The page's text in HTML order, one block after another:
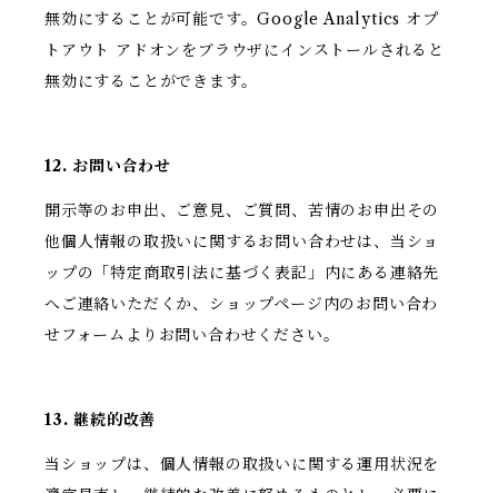
無効にすることが可能です。Google Analytics オプ
トアウト アドオンをブラウザにインストールされると
無効にすることができます。
12. お問い合わせ
開示等のお申出、ご意見、ご質問、苦情のお申出その
他個人情報の取扱いに関するお問い合わせは、当ショ
ップの「特定商取引法に基づく表記」内にある連絡先
へご連絡いただくか、ショップページ内のお問い合わ
せフォームよりお問い合わせください。
13. 継続的改善
当ショップは、個人情報の取扱いに関する運用状況を